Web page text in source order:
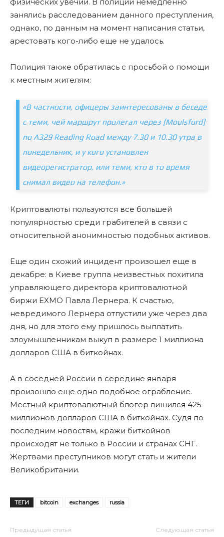
занялись расследованием данного преступления,
однако, по данным на момент написания статьи,
арестовать кого-либо еще не удалось.
Полиция также обратилась с просьбой о помощи
к местным жителям:
«В частности, офицеры заинтересованы в беседе
с теми, чей маршрут пролегал через [Moulsford]
по A329 Reading Road между 7.30 и 10.30 утра в
понедельник, и у кого установлен
видеорегистратор, или теми, кто в то время
снимал видео на телефон.»
Криптовалюты пользуются все большей
популярностью среди грабителей в связи с
относительной анонимностью подобных активов.
Еще один схожий инцидент произошел еще в
декабре: в Киеве группа неизвестных похитила
управляющего директора криптовалютной
биржи EXMO Павла Лернера. К счастью,
невредимого Лернера отпустили уже через два
дня, но для этого ему пришлось выплатить
злоумышленникам выкуп в размере 1 миллиона
долларов США в биткойнах.
А в соседней России в середине января
произошло еще одно подобное ограбление.
Местный криптовалютный блогер лишился 425
миллионов долларов США в биткойнах. Судя по
последним новостям, кражи биткойнов
происходят не только в России и странах СНГ.
Жертвами преступников могут стать и жители
Великобритании.
ТЕГИ bitcoin exchanges russia
Предыдущая статья Следующая статья